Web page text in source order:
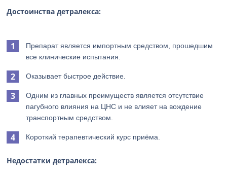
Достоинства детралекса:
Препарат является импортным средством, прошедшим
все клинические испытания.
Оказывает быстрое действие.
Одним из главных преимуществ является отсутствие
пагубного влияния на ЦНС и не влияет на вождение
транспортным средством.
Короткий терапевтический курс приёма.
Недостатки детралекса: